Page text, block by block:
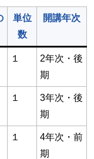
単位
数
開講年次
１
2年次・後
期
１
3年次・後
期
１
4年次・前
期